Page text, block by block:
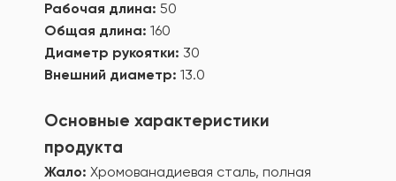
Рабочая длина: 50
Общая длина: 160
Диаметр рукоятки: 30
Внешний диаметр: 13.0
Основные характеристики
продукта
Жало: Хромованадиевая сталь, полная